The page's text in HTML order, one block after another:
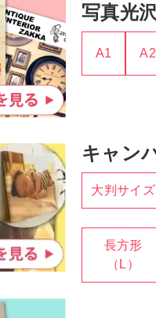
写真光
A1 A2
キャン
大判サイズ
長方形
（L）